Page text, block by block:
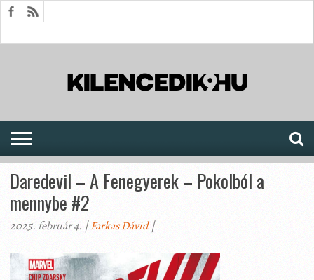
Daredevil – A Fenegyerek – Pokolból a
mennybe #2
2025. február 4. |Farkas Dávid|